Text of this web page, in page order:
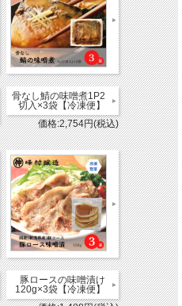
骨なし鯖の味噌煮1P2
切入×3袋【冷凍便】
価格:2,754円(税込)
豚ロースの味噌漬け
120g×3袋【冷凍便】